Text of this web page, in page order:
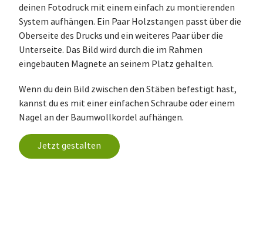
deinen Fotodruck mit einem einfach zu montierenden
System aufhängen. Ein Paar Holzstangen passt über die
Oberseite des Drucks und ein weiteres Paar über die
Unterseite. Das Bild wird durch die im Rahmen
eingebauten Magnete an seinem Platz gehalten.
Wenn du dein Bild zwischen den Stäben befestigt hast,
kannst du es mit einer einfachen Schraube oder einem
Nagel an der Baumwollkordel aufhängen.
Jetzt gestalten